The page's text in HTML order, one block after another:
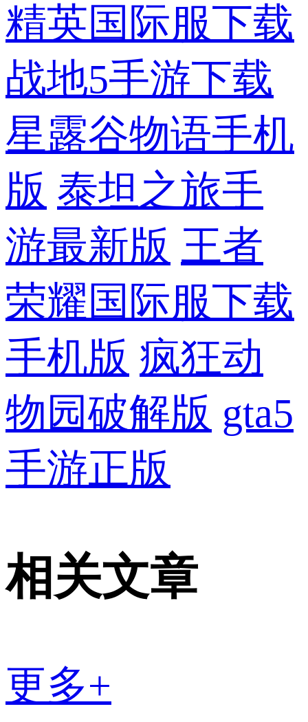
精英国际服下载
战地5手游下载
星露谷物语手机
版 泰坦之旅手
游最新版 王者
荣耀国际服下载
手机版 疯狂动
物园破解版 gta5
手游正版
相关文章
更多+